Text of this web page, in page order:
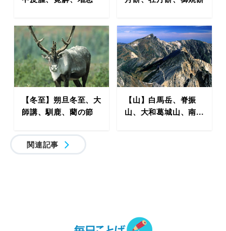
【冬至】朔旦冬至、大
師講、馴鹿、藺の節
【山】白馬岳、脊振
山、大和葛城山、南...
関連記事